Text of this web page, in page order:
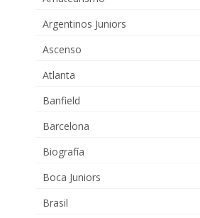
Argentinos Juniors
Ascenso
Atlanta
Banfield
Barcelona
Biografía
Boca Juniors
Brasil